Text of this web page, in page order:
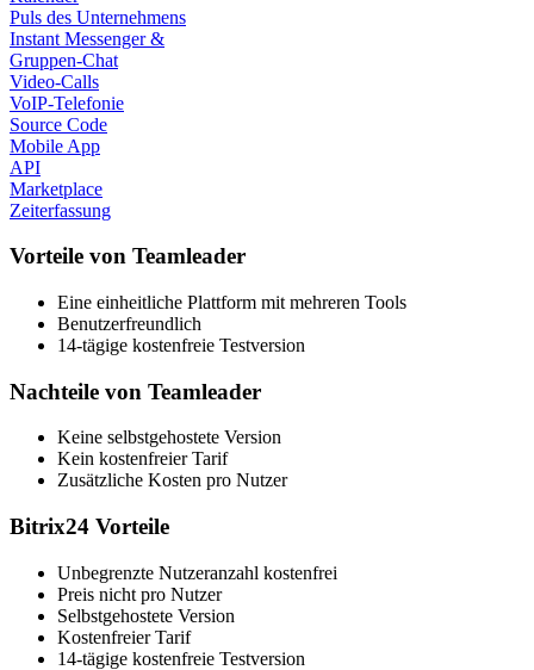
Puls des Unternehmens
Instant Messenger &
Gruppen-Chat
Video-Calls
VoIP-Telefonie
Source Code
Mobile App
API
Marketplace
Zeiterfassung
Vorteile von Teamleader
Eine einheitliche Plattform mit mehreren Tools
Benutzerfreundlich
14-tägige kostenfreie Testversion
Nachteile von Teamleader
Keine selbstgehostete Version
Kein kostenfreier Tarif
Zusätzliche Kosten pro Nutzer
Bitrix24 Vorteile
Unbegrenzte Nutzeranzahl kostenfrei
Preis nicht pro Nutzer
Selbstgehostete Version
Kostenfreier Tarif
14-tägige kostenfreie Testversion